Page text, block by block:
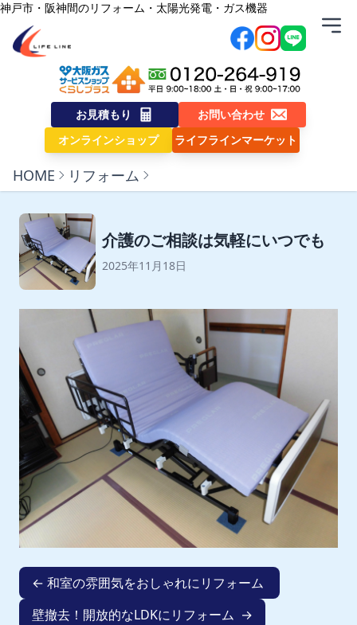
内容をスキップ
神戸市・阪神間のリフォーム・太陽光発電・ガス機器
株式会社ライフライン
お見積もり
お問い合わせ
オンラインショップ
ライフラインマーケット
HOME リフォーム
介護のご相談は気軽にいつでも
2025年11月18日
← 和室の雰囲気をおしゃれにリフォーム
壁撤去！開放的なLDKにリフォーム →